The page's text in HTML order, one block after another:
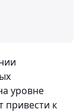
уровне
привести к